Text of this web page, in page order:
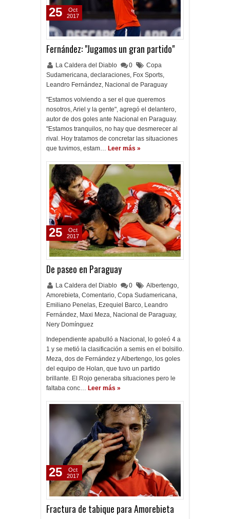
Fernández: "Jugamos un gran partido"
La Caldera del Diablo 0
Copa
Sudamericana, declaraciones, Fox Sports,
Leandro Fernández, Nacional de Paraguay
"Estamos volviendo a ser el que queremos
nosotros, Ariel y la gente", agregó el delantero,
autor de dos goles ante Nacional en Paraguay.
"Estamos tranquilos, no hay que desmerecer al
rival. Hoy tratamos de concretar las situaciones
que tuvimos, estam… Leer más »
25
Oct
2017
De paseo en Paraguay
La Caldera del Diablo 0 Albertengo,
Amorebieta, Comentario, Copa Sudamericana,
Emiliano Penelas, Ezequiel Barco, Leandro
Fernández, Maxi Meza, Nacional de Paraguay,
Nery Domínguez
Independiente apabulló a Nacional, lo goleó 4 a
1 y se metió la clasificación a semis en el bolsillo.
Meza, dos de Fernández y Albertengo, los goles
del equipo de Holan, que tuvo un partido
brillante. El Rojo generaba situaciones pero le
faltaba conc… Leer más »
25
Oct
2017
Fractura de tabique para Amorebieta
25
Oct
2017